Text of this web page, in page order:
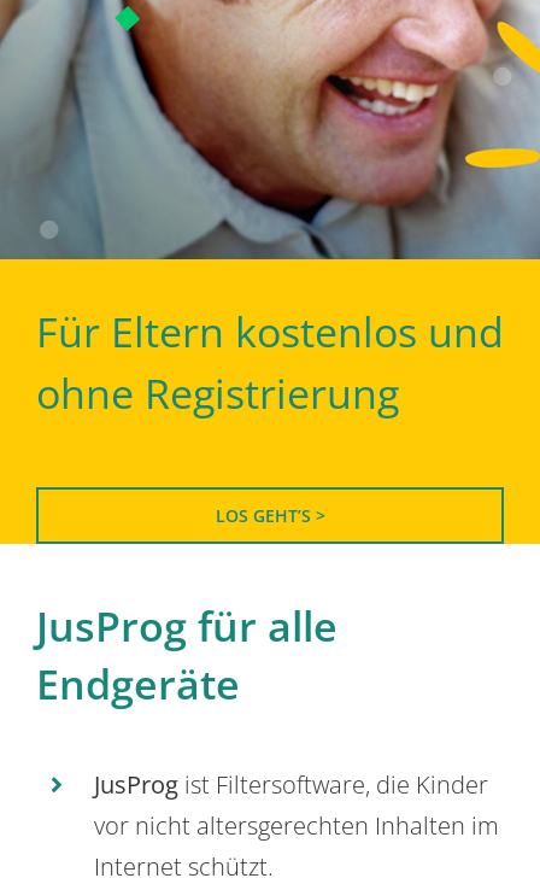
Für Eltern kostenlos und
ohne Registrierung
LOS GEHT’S >
JusProg für alle
Endgeräte
JusProg ist Filtersoftware, die Kinder
vor nicht altersgerechten Inhalten im
Internet schützt.